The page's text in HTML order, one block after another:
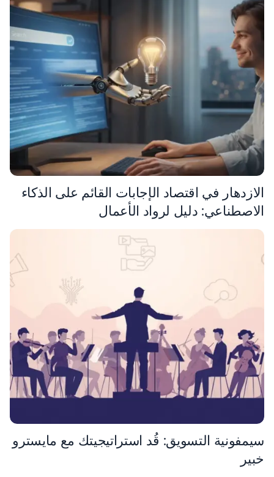
الازدهار في اقتصاد الإجابات القائم على الذكاء
الاصطناعي: دليل لرواد الأعمال
سيمفونية التسويق: قُد استراتيجيتك مع مايسترو
خبير